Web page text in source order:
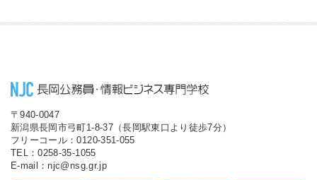
〒940-0047
新潟県長岡市弓町1-8-37（長岡駅東口より徒歩7分）
フリーコール：0120-351-055
TEL：0258-35-1055
E-mail：njc@nsg.gr.jp